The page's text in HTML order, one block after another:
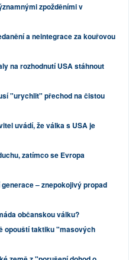
zpožděními v
a neintegrace za kouřovou
na rozhodnutí USA stáhnout
"urychlit" přechod na čistou
uvádí, že válka s USA je
zatímco se Evropa
– znepokojivý propad
občanskou válku?
opouští taktiku "masových